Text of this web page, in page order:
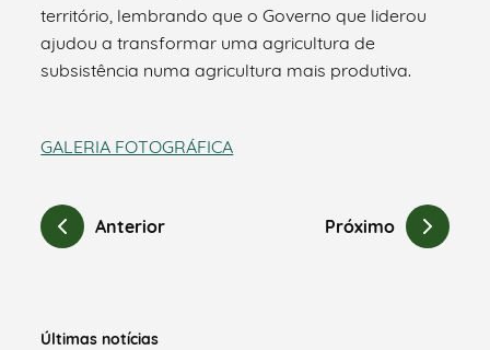
território, lembrando que o Governo que liderou
ajudou a transformar uma agricultura de
subsistência numa agricultura mais produtiva.
GALERIA FOTOGRÁFICA
Anterior Próximo
Últimas notícias